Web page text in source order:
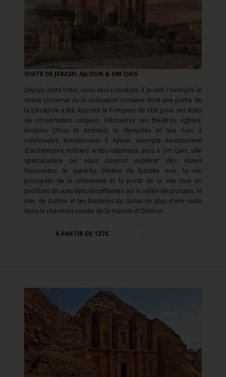
VISITE DE JERASH, AJLOUN & UM QAIS
Depuis votre hôtel, vous serez conduits à Jerash, l'exemple le
mieux conservé de la civilisation romaine dont une partie de
la Décapole a été appelée le Pompeio de l'Est pour ses états
de conservation uniques. Découvrez ses théâtres, églises,
temples (Zeus et Artémis), la Nymphée et ses rues à
colonnades. Rendez-vous à Ajloun, exemple exceptionnel
d'architecture militaire arabo-islamique, puis à Um Qais, ville
spectaculaire où vous pourrez explorer des ruines
fascinantes, le superbe théâtre de basalte noir, la rue
principale de la colonnade et la porte de la ville tout en
profitant de vues époustoufflantes sur la vallée de Jourdain, la
mer de Galilée et les hauteurs du Golan en plus d'une visite
dans le charmant musée de la maison d'Othman.
À PARTIR DE 127€